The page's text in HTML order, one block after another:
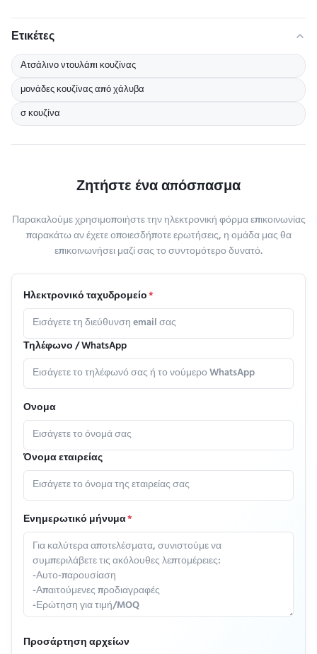
Ετικέτες
Ατσάλινο ντουλάπι κουζίνας
μονάδες κουζίνας από χάλυβα
σ κουζίνα
Ζητήστε ένα απόσπασμα
Παρακαλούμε χρησιμοποιήστε την ηλεκτρονική φόρμα επικοινωνίας
παρακάτω αν έχετε οποιεσδήποτε ερωτήσεις, η ομάδα μας θα
επικοινωνήσει μαζί σας το συντομότερο δυνατό.
Ηλεκτρονικό ταχυδρομείο*
Τηλέφωνο / WhatsApp
Ονομα
Όνομα εταιρείας
Ενημερωτικό μήνυμα*
Προσάρτηση αρχείων